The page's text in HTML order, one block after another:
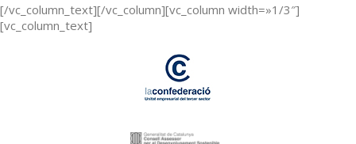
[/vc_column_text][/vc_column][vc_column width=»1/3″]
[vc_column_text]